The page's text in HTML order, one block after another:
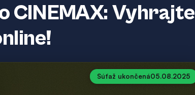
CINEMAX: Vyhrajte
Súťaž ukončená05.08.2025